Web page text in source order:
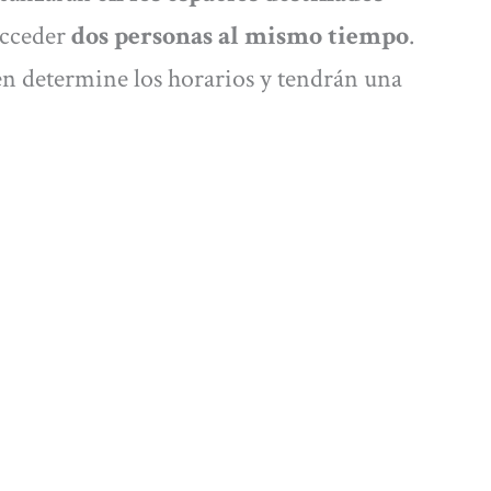
dos personas al mismo tiempo.
determine los horarios y tendrán una